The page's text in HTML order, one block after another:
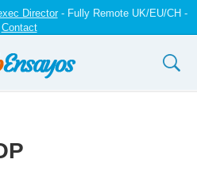
Director- Fully Remote UK/EU/CH -
Contact